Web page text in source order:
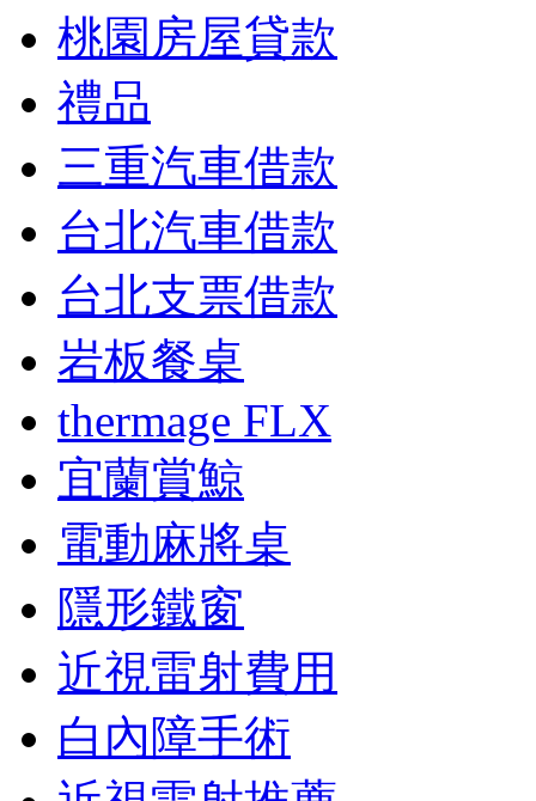
桃園房屋貸款
禮品
三重汽車借款
台北汽車借款
台北支票借款
岩板餐桌
thermage FLX
宜蘭賞鯨
電動麻將桌
隱形鐵窗
近視雷射費用
白內障手術